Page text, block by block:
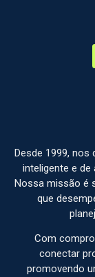
Desde 1999,
inteligente e de
Nossa missão é
que
Com
conectar
promovendo